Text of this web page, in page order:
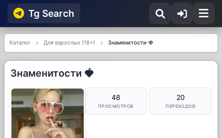
Tg Searсh
Каталог Для взрослых (18+) Знаменитости 🍓
Знаменитости 🍓
48
ПРОСМОТРОВ
20
ПЕРЕХОДОВ